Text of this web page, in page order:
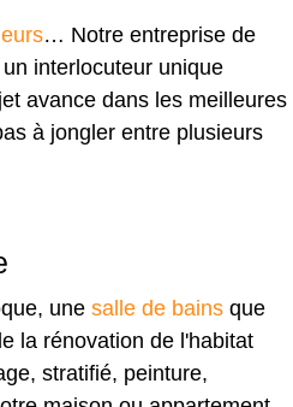
… Notre entreprise de
interlocuteur unique
avance dans les meilleures
à jongler entre plusieurs
une salle de bains que
la rénovation de l'habitat
stratifié, peinture,